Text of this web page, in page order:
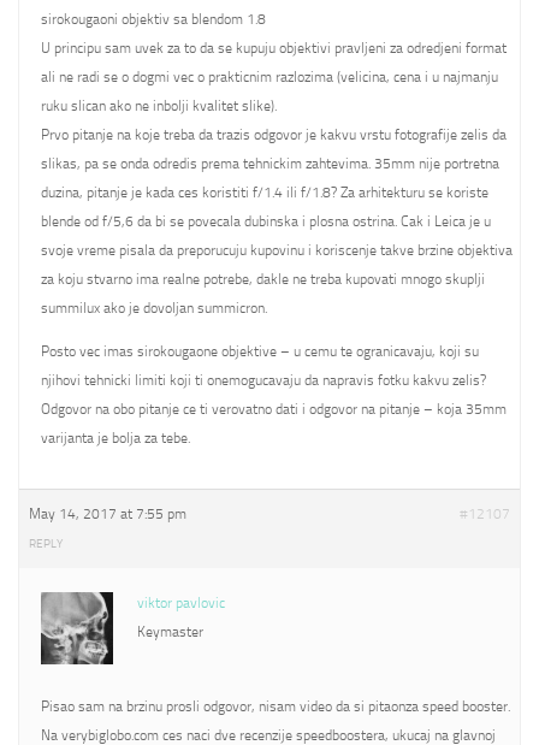
sirokougaoni objektiv sa blendom 1.8
U principu sam uvek za to da se kupuju objektivi pravljeni za odredjeni format
ali ne radi se o dogmi vec o prakticnim razlozima (velicina, cena i u najmanju
ruku slican ako ne inbolji kvalitet slike).
Prvo pitanje na koje treba da trazis odgovor je kakvu vrstu fotografije zelis da
slikas, pa se onda odredis prema tehnickim zahtevima. 35mm nije portretna
duzina, pitanje je kada ces koristiti f/1.4 ili f/1.8? Za arhitekturu se koriste
blende od f/5,6 da bi se povecala dubinska i plosna ostrina. Cak i Leica je u
svoje vreme pisala da preporucuju kupovinu i koriscenje takve brzine objektiva
za koju stvarno ima realne potrebe, dakle ne treba kupovati mnogo skuplji
summilux ako je dovoljan summicron.
Posto vec imas sirokougaone objektive – u cemu te ogranicavaju, koji su
njihovi tehnicki limiti koji ti onemogucavaju da napravis fotku kakvu zelis?
Odgovor na obo pitanje ce ti verovatno dati i odgovor na pitanje – koja 35mm
varijanta je bolja za tebe.
May 14, 2017 at 7:55 pm #12107
REPLY
viktor pavlovic
Keymaster
Pisao sam na brzinu prosli odgovor, nisam video da si pitaonza speed booster.
Na verybiglobo.com ces naci dve recenzije speedboostera, ukucaj na glavnoj